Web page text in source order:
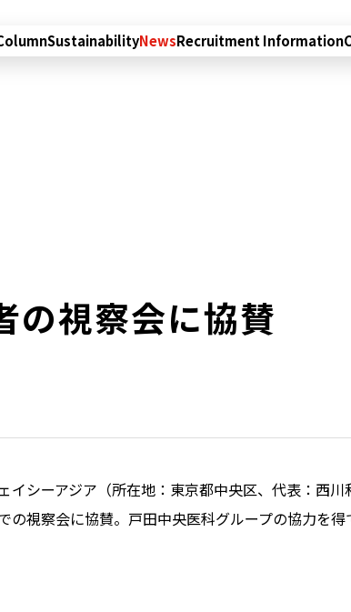
SustainabilityNewsRecruitment Information
の視察会に協賛
シーアジア（所在地：東京都中央区、代表：西
視察会に協賛。戸田中央医科グループの協力を得